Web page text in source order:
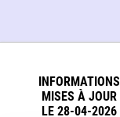
INFORMATIONS
MISES À JOUR
LE 28-04-2026